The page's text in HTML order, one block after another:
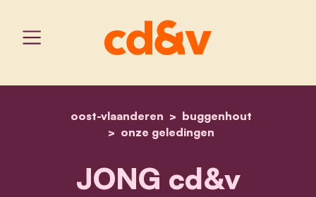
home
oost-vlaanderen
buggenhout
onze geledingen
jong cd&v
JONG cd&v